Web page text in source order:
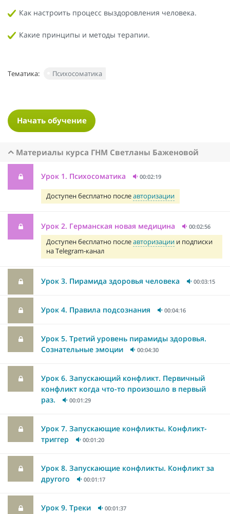
Как настроить процесс выздоровления человека.
Какие принципы и методы терапии.
Тематика: Психосоматика
Начать обучение
Материалы курса ГНМ Светланы Баженовой
Урок 1. Психосоматика 00:02:19
Доступен бесплатно послеавторизации
Урок 2. Германская новая медицина 00:02:56
Доступен бесплатно послеавторизации и подписки
на Telegram-канал
Урок 3. Пирамида здоровья человека 00:03:15
Урок 4. Правила подсознания 00:04:16
Урок 5. Третий уровень пирамиды здоровья.
Сознательные эмоции
00:04:30
Урок 6. Запускающий конфликт. Первичный
конфликт когда что-то произошло в первый
раз.
00:01:29
Урок 7. Запускающие конфликты. Конфликт-
триггер
00:01:20
Урок 8. Запускающие конфликты. Конфликт за
другого
00:01:17
Урок 9. Треки 00:01:37